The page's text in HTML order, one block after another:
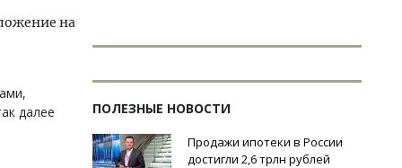
на
далее
ПОЛЕЗНЫЕ НОВОСТИ
Продажи ипотеки в России
достигли 2,6 трлн рублей